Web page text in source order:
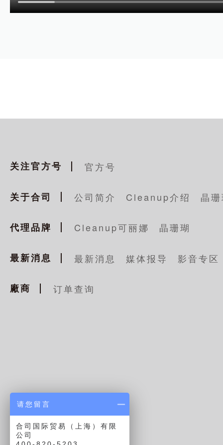
关注官方号 官方号
关于合司 公司简介 Cleanup介绍 晶
代理品牌 Cleanup可丽娜 晶珊瑚
最新消息 最新消息 媒体报导 影音专区
廠商 订单查询
请您留言
合司国际贸易（上海）有限
公司